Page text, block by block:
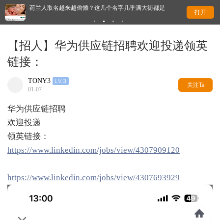
荷兰人取名越来越偷懒？这几个名字几乎满大街都是 为
打开
【招人】华为供应链招聘欢迎投递领英
链接：
TONY3
01-07
关注Ta
华为供应链招聘
欢迎投递
领英链接：
https://www.linkedin.com/jobs/view/4307909120
https://www.linkedin.com/jobs/view/4307693929